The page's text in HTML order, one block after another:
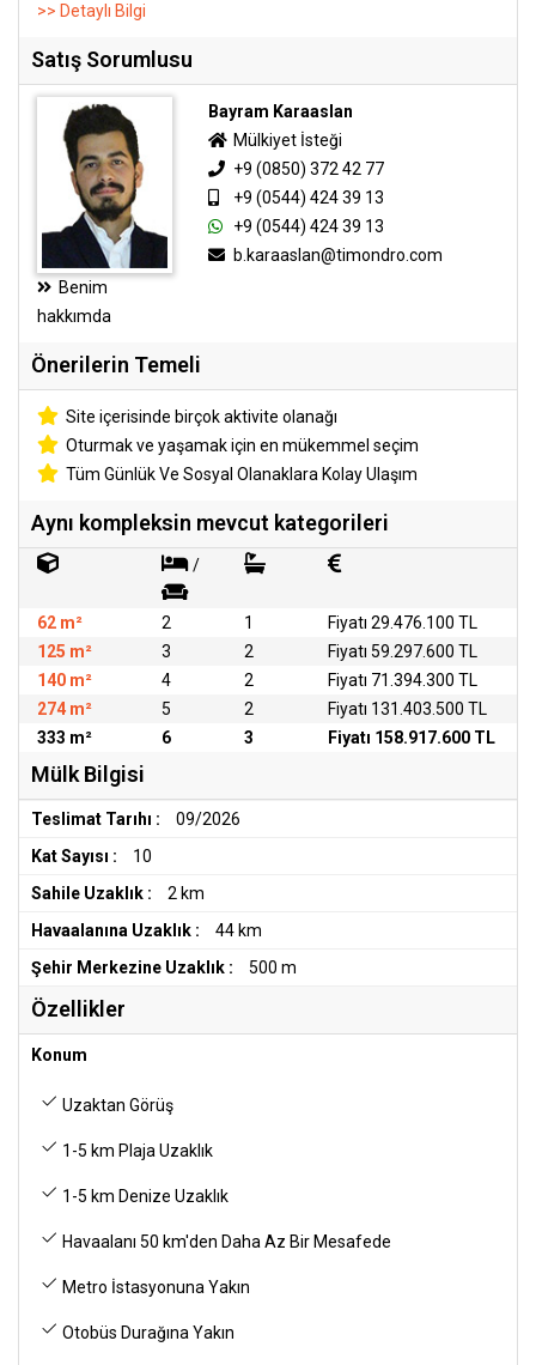
>> Detaylı Bilgi
Satış Sorumlusu
Benim
hakkımda
Bayram Karaaslan
Mülkiyet İsteği
+9 (0850) 372 42 77
+9 (0544) 424 39 13
+9 (0544) 424 39 13
b.karaaslan@timondro.com
Önerilerin Temeli
Site içerisinde birçok aktivite olanağı
Oturmak ve yaşamak için en mükemmel seçim
Tüm Günlük Ve Sosyal Olanaklara Kolay Ulaşım
Aynı kompleksin mevcut kategorileri
/
62 m² 2 1
Fiyatı 29.476.100 TL
125 m²
3 2
Fiyatı 59.297.600 TL
140 m²
4 2
Fiyatı 71.394.300 TL
274 m²
5 2
Fiyatı 131.403.500 TL
333 m²
6 3 Fiyatı 158.917.600 TL
Mülk Bilgisi
Teslimat Tarıhı :
09/2026
Kat Sayısı :
10
Sahile Uzaklık :
2 km
Havaalanına Uzaklık :
44 km
Şehir Merkezine Uzaklık :
500 m
Özellikler
Konum
Uzaktan Görüş
1-5 km Plaja Uzaklık
1-5 km Denize Uzaklık
Havaalanı 50 km'den Daha Az Bir Mesafede
Metro İstasyonuna Yakın
Otobüs Durağına Yakın